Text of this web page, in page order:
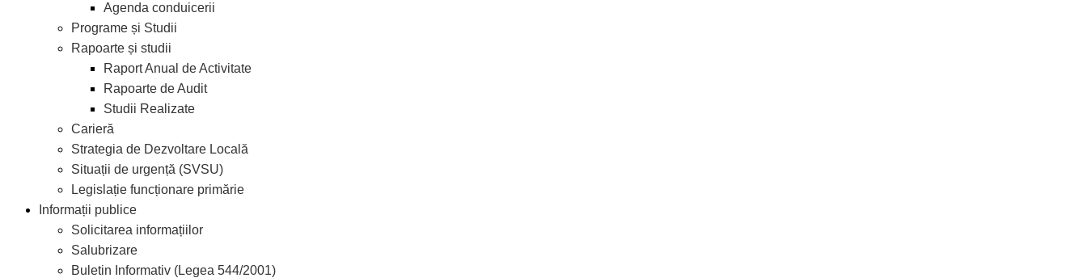
Agenda conduicerii
Programe și Studii
Rapoarte și studii
Raport Anual de Activitate
Rapoarte de Audit
Studii Realizate
Carieră
Strategia de Dezvoltare Locală
Situații de urgență (SVSU)
Legislație funcționare primărie
Informații publice
Solicitarea informațiilor
Salubrizare
Buletin Informativ (Legea 544/2001)